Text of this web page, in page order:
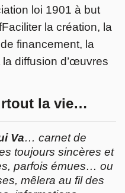
loi 1901 à but
Faciliter la création, la
financement, la
diffusion d’œuvres
la vie…
Va… carnet de
toujours sincères et
parfois émues… ou
mêlera au fil des